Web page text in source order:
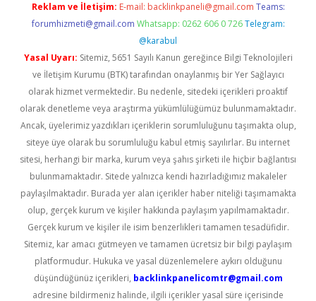
Reklam ve İletişim: E-mail: backlinkpaneli@gmail.com Teams:
forumhizmeti@gmail.com Whatsapp: 0262 606 0 726 Telegram:
@karabul
Yasal Uyarı: Sitemiz, 5651 Sayılı Kanun gereğince Bilgi Teknolojileri
ve İletişim Kurumu (BTK) tarafından onaylanmış bir Yer Sağlayıcı
olarak hizmet vermektedir. Bu nedenle, sitedeki içerikleri proaktif
olarak denetleme veya araştırma yükümlülüğümüz bulunmamaktadır.
Ancak, üyelerimiz yazdıkları içeriklerin sorumluluğunu taşımakta olup,
siteye üye olarak bu sorumluluğu kabul etmiş sayılırlar. Bu internet
sitesi, herhangi bir marka, kurum veya şahıs şirketi ile hiçbir bağlantısı
bulunmamaktadır. Sitede yalnızca kendi hazırladığımız makaleler
paylaşılmaktadır. Burada yer alan içerikler haber niteliği taşımamakta
olup, gerçek kurum ve kişiler hakkında paylaşım yapılmamaktadır.
Gerçek kurum ve kişiler ile isim benzerlikleri tamamen tesadüfidir.
Sitemiz, kar amacı gütmeyen ve tamamen ücretsiz bir bilgi paylaşım
platformudur. Hukuka ve yasal düzenlemelere aykırı olduğunu
düşündüğünüz içerikleri, backlinkpanelicomtr@gmail.com
adresine bildirmeniz halinde, ilgili içerikler yasal süre içerisinde